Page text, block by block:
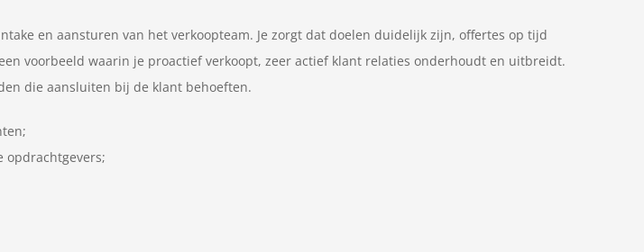
en aansturen van het verkoopteam. Je zorgt dat doelen duidelijk zijn, offertes op tijd
voorbeeld waarin je proactief verkoopt, zeer actief klant relaties onderhoudt en uitbreidt.
die aansluiten bij de klant behoeften.
opdrachtgevers;